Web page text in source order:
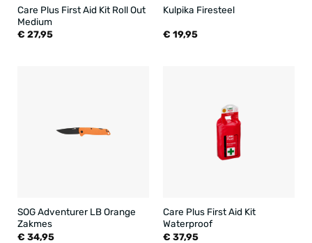
Care Plus First Aid Kit Roll Out
Medium
€ 27,95
Kulpika Firesteel
€ 19,95
SOG Adventurer LB Orange
Zakmes
€ 34,95
Care Plus First Aid Kit
Waterproof
€ 37,95